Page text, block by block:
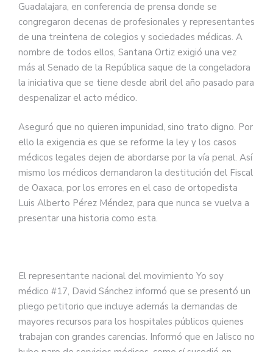
Guadalajara, en conferencia de prensa donde se
congregaron decenas de profesionales y representantes
de una treintena de colegios y sociedades médicas. A
nombre de todos ellos, Santana Ortiz exigió una vez
más al Senado de la República saque de la congeladora
la iniciativa que se tiene desde abril del año pasado para
despenalizar el acto médico.
Aseguró que no quieren impunidad, sino trato digno. Por
ello la exigencia es que se reforme la ley y los casos
médicos legales dejen de abordarse por la vía penal. Así
mismo los médicos demandaron la destitución del Fiscal
de Oaxaca, por los errores en el caso de ortopedista
Luis Alberto Pérez Méndez, para que nunca se vuelva a
presentar una historia como esta.
El representante nacional del movimiento Yo soy
médico #17, David Sánchez informó que se presentó un
pliego petitorio que incluye además la demandas de
mayores recursos para los hospitales públicos quienes
trabajan con grandes carencias. Informó que en Jalisco no